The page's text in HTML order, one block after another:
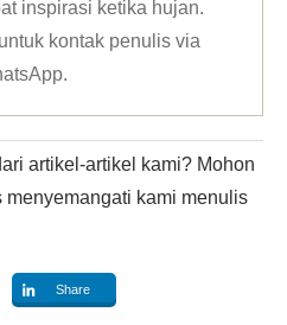
inspirasi ketika hujan.
kontak penulis via
.
artikel-artikel kami? Mohon
menyemangati kami menulis
Share